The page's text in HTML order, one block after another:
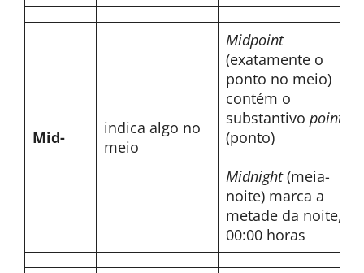
Mid-
indica algo no
meio
Midpoint
(exatamente o
ponto no meio)
contém o
substantivo point
(ponto)
Midnight(meia-
noite) marca a
metade da noite,
00:00 horas